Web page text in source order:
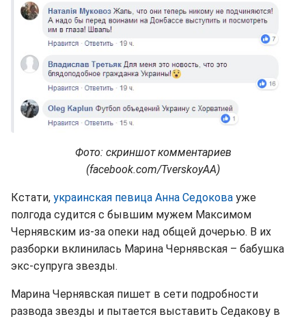
Фото: скриншот комментариев
(facebook.com/TverskoyAA)
Кстати, украинская певица Анна Седокова уже
полгода судится с бывшим мужем Максимом
Чернявским из-за опеки над общей дочерью. В их
разборки вклинилась Марина Чернявская – бабушка
экс-супруга звезды.
Марина Чернявская пишет в сети подробности
развода звезды и пытается выставить Седакову в